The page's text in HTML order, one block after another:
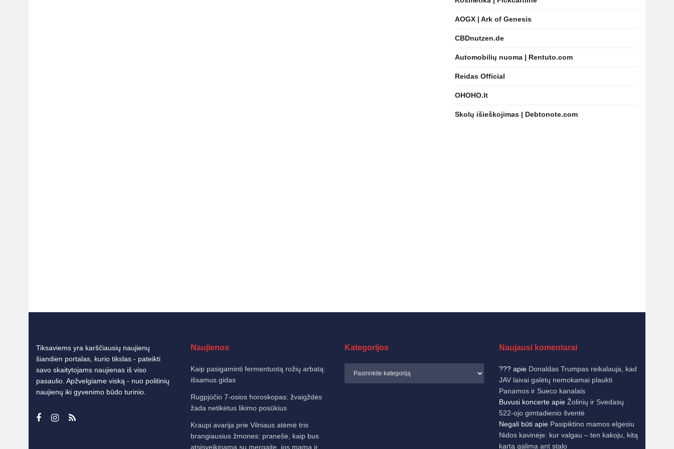
AOGX | Ark of Genesis
CBDnutzen.de
Automobilių nuoma | Rentuto.com
Reidas Official
OHOHO.lt
Skolų išieškojimas | Debtonote.com
Tiksaviems yra karščiausių naujienų
šiandien portalas, kurio tikslas - pateikti
savo skaitytojams naujienas iš viso
pasaulio. Apžvelgiame viską - nuo politinių
naujienų iki gyvenimo būdo turinio.
Naujienos
Kaip pasigaminti fermentuotą rožių arbatą:
išsamus gidas
Rugpjūčio 7-osios horoskopas: žvaigždės
žada netikėtus likimo posūkius
Kraupi avarija prie Vilniaus atėmė tris
brangiausius žmones: pranešė, kaip bus
atsisveikinama su mergaite, jos mama ir
Kategorijos Naujausi komentarai
???apie Donaldas Trumpas reikalauja, kad
JAV laivai galėtų nemokamai plaukti
Panamos ir Sueco kanalais
Buvusi koncerteapie Žolinių ir Svėdasų
522-ojo gimtadienio šventė
Negali būtiapie Pasipiktino mamos elgesiu
Nidos kavinėje: kur valgau – ten kakoju, kitą
kartą galima ant stalo